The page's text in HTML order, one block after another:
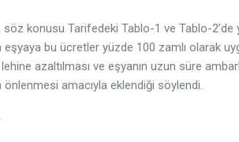
söz konusu Tarifedeki Tablo-1 ve Tablo-
bu ücretler yüzde 100 zamlı olarak
azaltılması ve eşyanın uzun süre
önlenmesi amacıyla eklendiği söylendi.